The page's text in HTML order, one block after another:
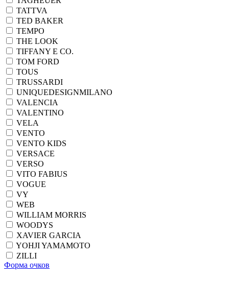
TATTVA
TED BAKER
TEMPO
THE LOOK
TIFFANY E CO.
TOM FORD
TOUS
TRUSSARDI
UNIQUEDESIGNMILANO
VALENCIA
VALENTINO
VELA
VENTO
VENTO KIDS
VERSACE
VERSO
VITO FABIUS
VOGUE
VY
WEB
WILLIAM MORRIS
WOODYS
XAVIER GARCIA
YOHJI YAMAMOTO
ZILLI
Форма очков